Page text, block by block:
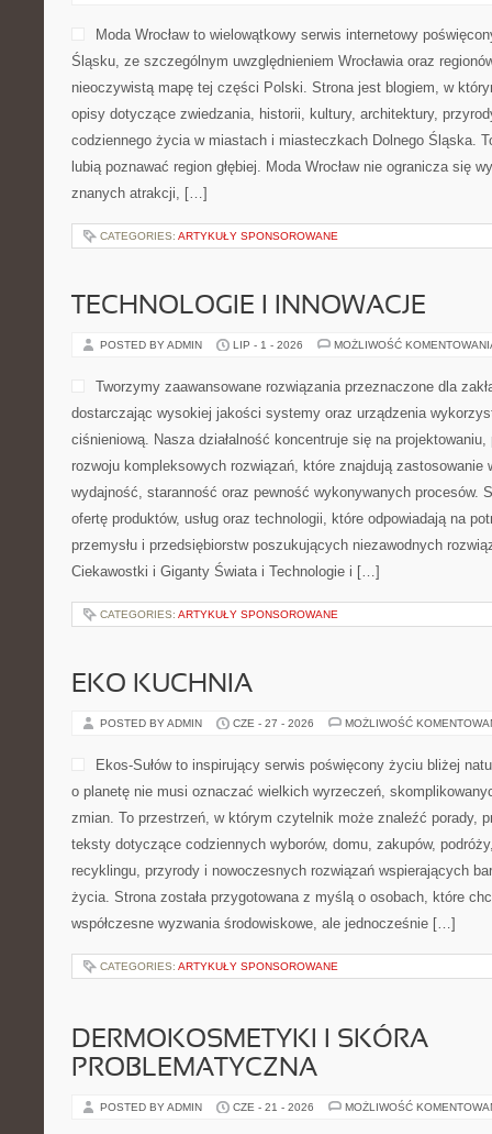
Moda Wrocław to wielowątkowy serwis internetowy
Śląsku, ze szczególnym uwzględnieniem Wrocławia oraz
nieoczywistą mapę tej części Polski. Strona jest blogiem, w
opisy dotyczące zwiedzania, historii, kultury, architektury,
codziennego życia w miastach i miasteczkach Dolnego Śląska.
lubią poznawać region głębiej. Moda Wrocław nie ogranicza się
znanych atrakcji, […]
CATEGORIES: ARTYKUŁY SPONSOROWANE
TECHNOLOGIE I INNOWACJE
POSTED BY ADMIN LIP - 1 - 2026 MOŻLIWOŚĆ
Tworzymy zaawansowane rozwiązania przeznaczone dla
dostarczając wysokiej jakości systemy oraz urządzenia
ciśnieniową. Nasza działalność koncentruje się na
rozwoju kompleksowych rozwiązań, które znajdują
wydajność, staranność oraz pewność wykonywanych procesów.
ofertę produktów, usług oraz technologii, które odpowiadają na
przemysłu i przedsiębiorstw poszukujących niezawodnych
Ciekawostki i Giganty Świata i Technologie i […]
CATEGORIES: ARTYKUŁY SPONSOROWANE
EKO KUCHNIA
POSTED BY ADMIN CZE - 27 - 2026 MOŻLIWOŚĆ
Ekos-Sułów to inspirujący serwis poświęcony życiu bliżej
o planetę nie musi oznaczać wielkich wyrzeczeń,
zmian. To przestrzeń, w którym czytelnik może znaleźć porady,
teksty dotyczące codziennych wyborów, domu, zakupów,
recyklingu, przyrody i nowoczesnych rozwiązań wspierających
życia. Strona została przygotowana z myślą o osobach, które
współczesne wyzwania środowiskowe, ale jednocześnie […]
CATEGORIES: ARTYKUŁY SPONSOROWANE
DERMOKOSMETYKI I SKÓRA
PROBLEMATYCZNA
POSTED BY ADMIN CZE - 21 - 2026 MOŻLIWOŚĆ